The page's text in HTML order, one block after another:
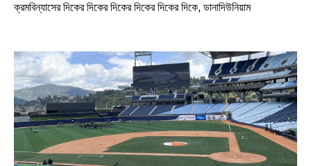
ক্রমবিন্যাসের দিকের দিকের দিকের দিকের দিকের দিকে, ডানাদিউনিয়াম